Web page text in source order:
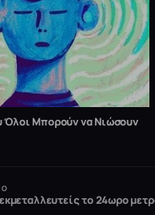
Όλοι Μπορούν να Νιώσουν
το 24ωρο